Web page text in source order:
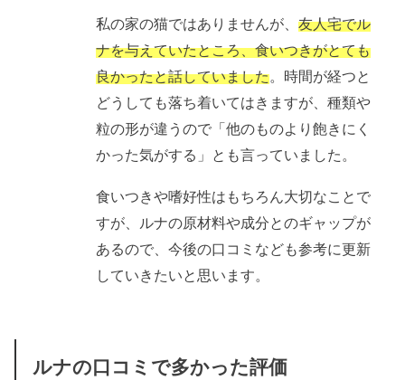
私の家の猫ではありませんが、友人宅でル
ナを与えていたところ、食いつきがとても
良かったと話していました。時間が経つと
どうしても落ち着いてはきますが、種類や
粒の形が違うので「他のものより飽きにく
かった気がする」とも言っていました。
食いつきや嗜好性はもちろん大切なことで
すが、ルナの原材料や成分とのギャップが
あるので、今後の口コミなども参考に更新
していきたいと思います。
ルナの口コミで多かった評価